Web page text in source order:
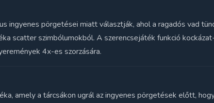
ingyenes pörgetései miatt választják, ahol a ragadós vad
scatter szimbólumokból. A szerencsejáték funkció
4x-es szorzására.
amely a tárcsákon ugrál az ingyenes pörgetések előtt,